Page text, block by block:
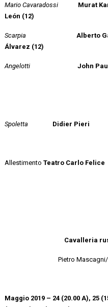
Mario Cavaradossi Murat
León (12)
Scarpia Alberto Gazale/
Álvarez (12)
Angelotti John Paul
Spoletta Didier Pieri
AllestimentoTeatro Carlo Felice
Cavalleria
Pietro
Maggio 2019 – 24 (20.00 A), 25